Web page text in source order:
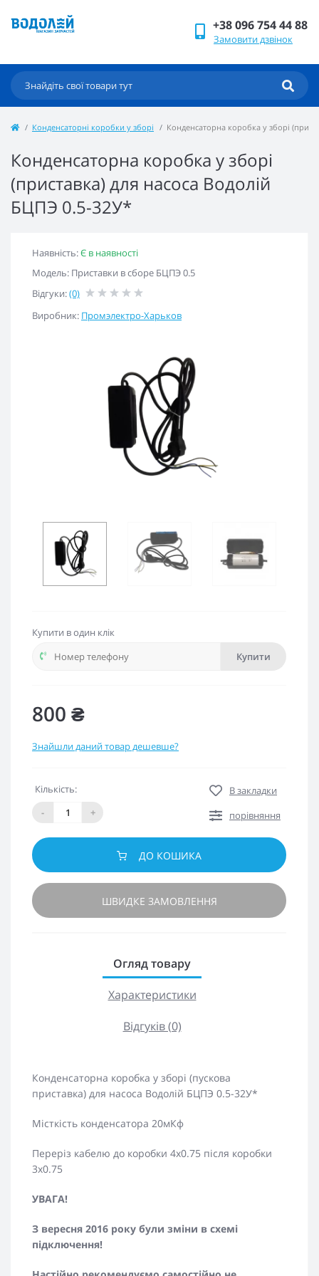
+38 096 754 44 88
Замовити дзвінок
Конденсаторні коробки у зборі Конденсаторна коробка у зборі
Конденсаторна коробка у зборі
(приставка) для насоса Водолій
БЦПЭ 0.5-32У*
Наявність:Є в наявності
Модель: Приставки в сборе БЦПЭ 0.5
Відгуки:(0)
Виробник: Промэлектро-Харьков
Купити в один клік
Купити
800 ₴
Знайшли даний товар дешевше?
Кількість:
-
+
В закладки
порівняння
ДО КОШИКА
ШВИДКЕ ЗАМОВЛЕННЯ
Огляд товару
Характеристики
Відгуків (0)
Конденсаторна коробка у зборі (пускова
приставка) для насоса Водолій БЦПЭ 0.5-32У*
Місткість конденсатора 20мКф
Переріз кабелю до коробки 4х0.75 після коробки
3х0.75
УВАГА!
З вересня 2016 року були зміни в схемі
підключення!